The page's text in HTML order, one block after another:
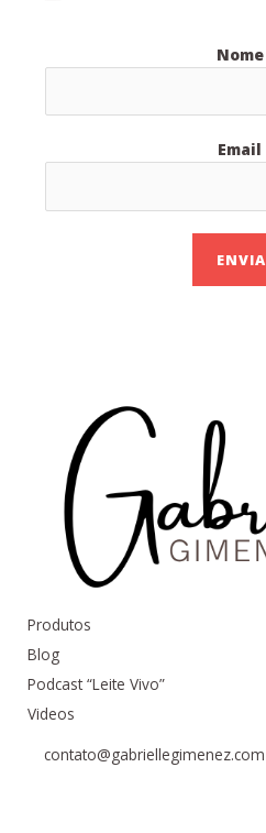
Nome
Email
Produtos
Blog
Podcast “Leite Vivo”
Videos
contato@gabriellegimenez.com